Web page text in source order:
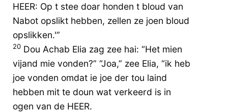
HEER: Op t stee doar honden t bloud van
Nabot opslikt hebben, zellen ze joen bloud
opslikken.'”
20 Dou Achab Elia zag zee hai: “Het mien
vijand mie vonden?” “Joa,” zee Elia, “ik heb
joe vonden omdat ie joe der tou laind
hebben mit te doun wat verkeerd is in
ogen van de HEER.